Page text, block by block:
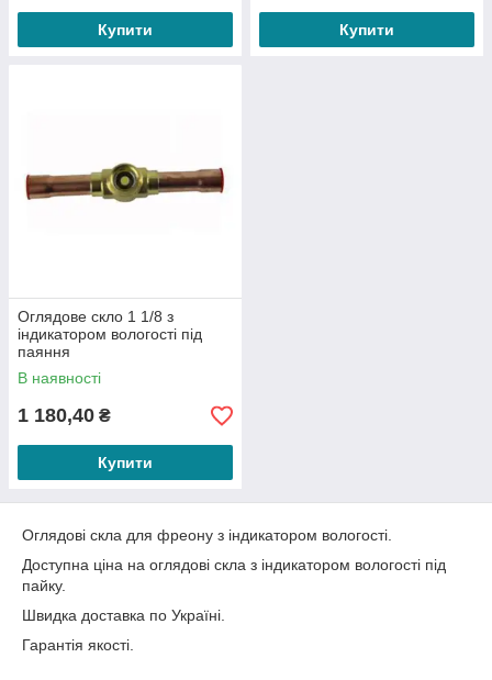
Купити Купити
Оглядове скло 1 1/8 з
індикатором вологості під
паяння
В наявності
1 180,40 ₴
Купити
Оглядові скла для фреону з індикатором вологості.
Доступна ціна на оглядові скла з індикатором вологості під
пайку.
Швидка доставка по Україні.
Гарантія якості.